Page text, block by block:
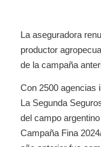
La aseguradora
productor
de la campaña
Con 2500 agencias
La Segunda
del campo
Campaña Fina